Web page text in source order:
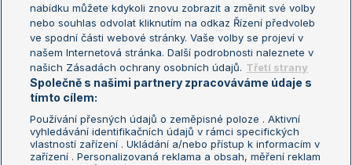
Aktualní trendy
Fotbalové přestupy
Livesport Daily
LS Prague Open
Podmínky užití
Nastavení soukromí
GDPR a žurnalistika
Reklama
nabídku můžete kdykoli znovu zobrazit a změnit své volby
nebo souhlas odvolat kliknutím na odkaz Řízení předvoleb
ve spodní části webové stránky. Vaše volby se projeví v
našem Internetová stránka. Další podrobnosti naleznete v
našich Zásadách ochrany osobních údajů. Třetí strany
Společně s našimi partnery zpracováváme údaje s
tímto cílem:
Používání přesných údajů o zeměpisné poloze . Aktivní
vyhledávání identifikačních údajů v rámci specifických
vlastností zařízení . Ukládání a/nebo přístup k informacím v
zařízení . Personalizovaná reklama a obsah, měření reklam